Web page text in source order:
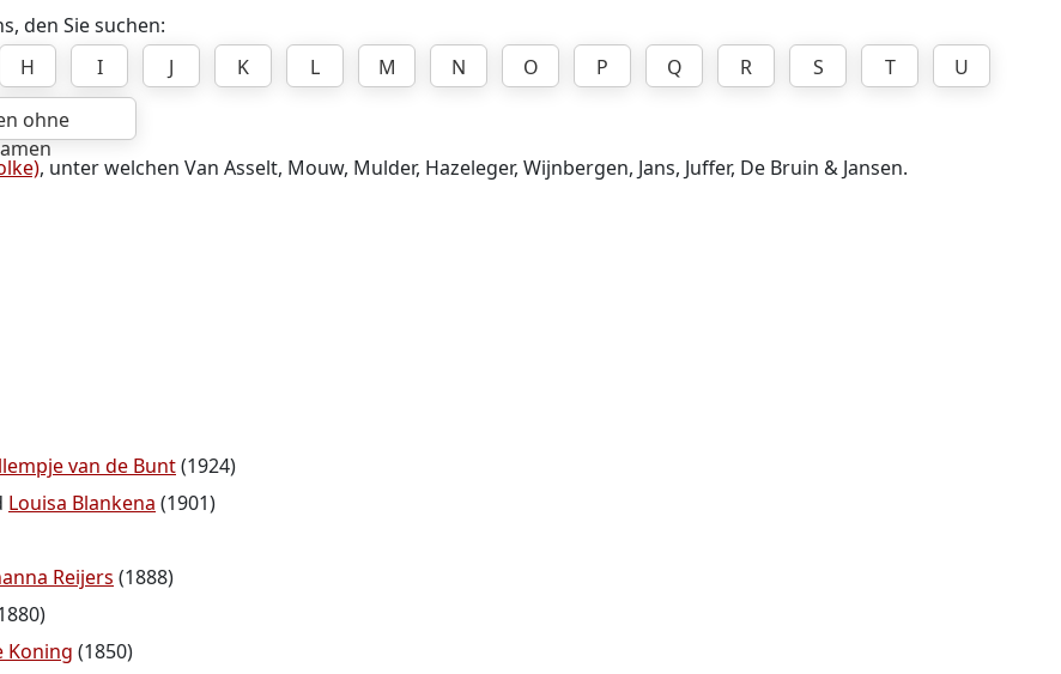
den Sie suchen:
H I J K L M N O P Q R S T
U
ohne
, unter welchen Van Asselt, Mouw, Mulder, Hazeleger, Wijnbergen, Jans, Juffer, De Bruin & Jansen.
van de Bunt(1924)
Louisa Blankena (1901)
Reijers (1888)
Koning (1850)